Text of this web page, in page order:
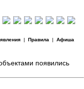
| Правила | Афиша
появились